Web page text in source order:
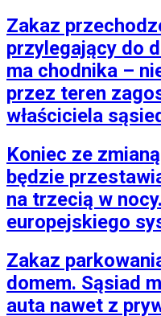
Zakaz
przylegający do
ma chodnika –
przez teren
właściciela
Koniec ze
będzie
na trzecią w
europejskiego
Zakaz
domem. Sąsiad
auta nawet z